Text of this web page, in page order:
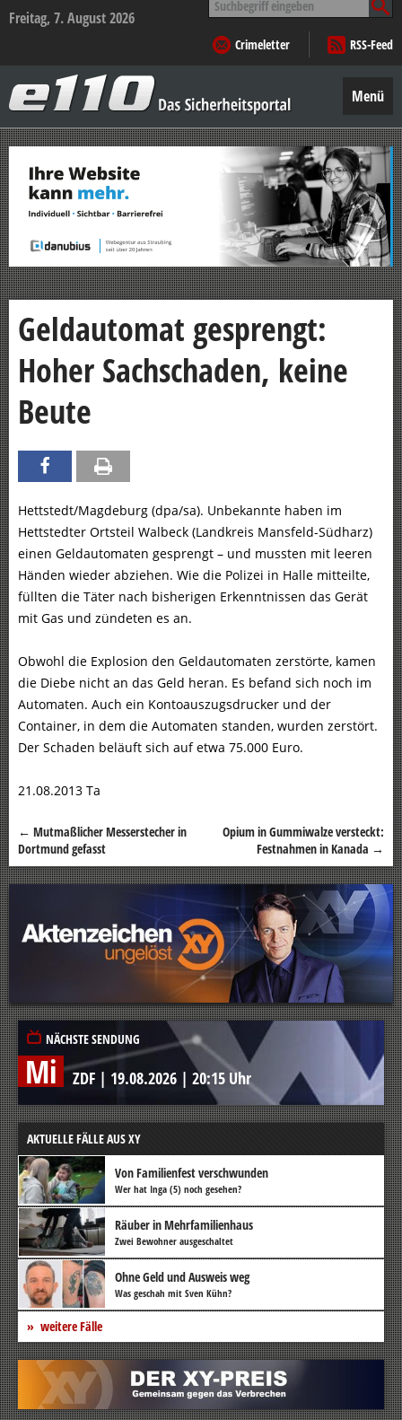
Freitag, 7. August 2026
nach:
Crimeletter
RSS-Feed
–
Das
Sicherheitsportal
Menü
Zum
Inhalt
springen
Geldautomat gesprengt:
Hoher Sachschaden, keine
Beute
Hettstedt/Magdeburg (dpa/sa). Unbekannte haben im
Hettstedter Ortsteil Walbeck (Landkreis Mansfeld-Südharz)
einen Geldautomaten gesprengt – und mussten mit leeren
Händen wieder abziehen. Wie die Polizei in Halle mitteilte,
füllten die Täter nach bisherigen Erkenntnissen das Gerät
mit Gas und zündeten es an.
Obwohl die Explosion den Geldautomaten zerstörte, kamen
die Diebe nicht an das Geld heran. Es befand sich noch im
Automaten. Auch ein Kontoauszugsdrucker und der
Container, in dem die Automaten standen, wurden zerstört.
Der Schaden beläuft sich auf etwa 75.000 Euro.
21.08.2013 Ta
Beitragsnavigation
← Mutmaßlicher Messerstecher in
Dortmund gefasst
Opium in Gummiwalze versteckt:
Festnahmen in Kanada →
NÄCHSTE SENDUNG
Mi ZDF | 19.08.2026 | 20:15 Uhr
AKTUELLE FÄLLE AUS XY
Von Familienfest verschwunden
Wer hat Inga (5) noch gesehen?
Räuber in Mehrfamilienhaus
Zwei Bewohner ausgeschaltet
Ohne Geld und Ausweis weg
Was geschah mit Sven Kühn?
weitere Fälle